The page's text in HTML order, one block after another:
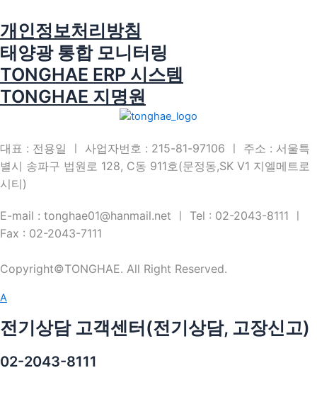
개인정보처리방침
태양광 통합 모니터링
TONGHAE ERP 시스템
TONGHAE 지명원
대표 : 전용일 ㅣ 사업자번호 : 215-81-97106 ㅣ 주소 : 서울특
별시 송파구 법원로 128, C동 911호(문정동,SK V1 지엘메트로
시티)
E-mail : tonghae01@hanmail.net ㅣ Tel : 02-2043-8111 ㅣ
Fax : 02-2043-7111
Copyright©TONGHAE. All Right Reserved.
A
전기상담 고객센터(전기상담, 고장신고)
02-2043-8111